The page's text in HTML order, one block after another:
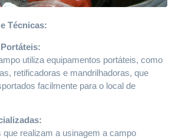
Técnicas:
utiliza equipamentos portáteis, como
retificadoras e mandrilhadoras, que
facilmente para o local de
que realizam a usinagem a campo